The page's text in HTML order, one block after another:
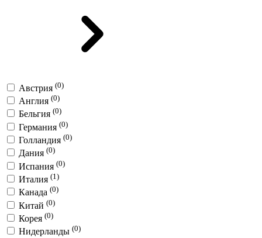
Австрия (0)
Англия (0)
Бельгия (0)
Германия (0)
Голландия (0)
Дания (0)
Испания (0)
Италия (1)
Канада (0)
Китай (0)
Корея (0)
Нидерланды (0)